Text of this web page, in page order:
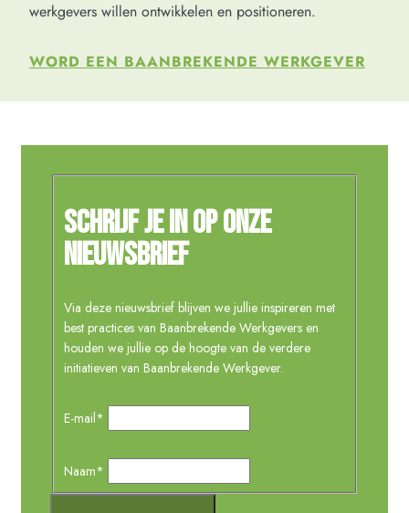
werkgevers willen ontwikkelen en positioneren.
WORD EEN BAANBREKENDE WERKGEVER